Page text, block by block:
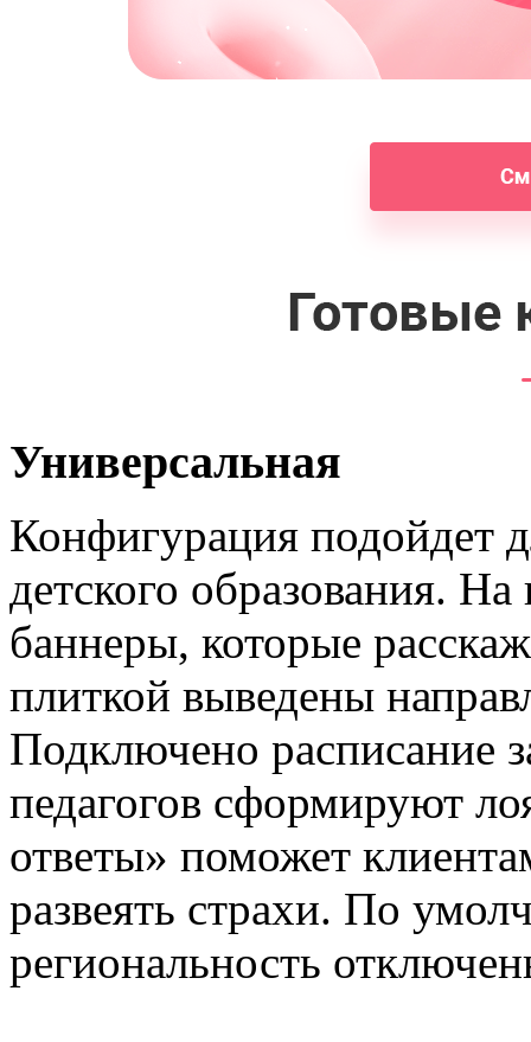
Универсальная
Конфигурация подойдет
детского образования.
баннеры, которые
плиткой выведены
Подключено расписание
педагогов сформируют
ответы» поможет
развеять страхи. По
региональность